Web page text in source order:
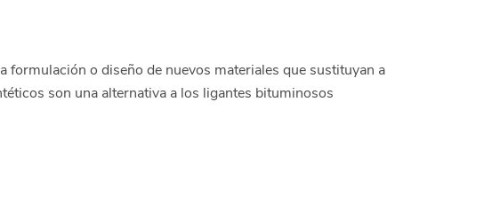
formulación o diseño de nuevos materiales que sustituyan a
son una alternativa a los ligantes bituminosos